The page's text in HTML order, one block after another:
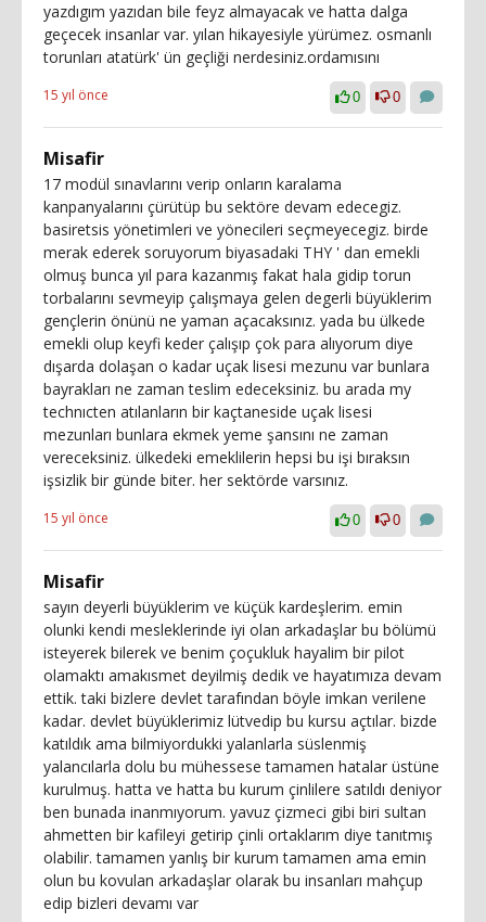
yazdıgım yazıdan bile feyz almayacak ve hatta dalga
geçecek insanlar var. yılan hikayesiyle yürümez. osmanlı
torunları atatürk' ün geçliği nerdesiniz.ordamısını
15 yıl önce 0 0
Misafir
17 modül sınavlarını verip onların karalama
kanpanyalarını çürütüp bu sektöre devam edecegiz.
basiretsis yönetimleri ve yönecileri seçmeyecegiz. birde
merak ederek soruyorum biyasadaki THY ' dan emekli
olmuş bunca yıl para kazanmış fakat hala gidip torun
torbalarını sevmeyip çalışmaya gelen degerli büyüklerim
gençlerin önünü ne yaman açacaksınız. yada bu ülkede
emekli olup keyfi keder çalışıp çok para alıyorum diye
dışarda dolaşan o kadar uçak lisesi mezunu var bunlara
bayrakları ne zaman teslim edeceksiniz. bu arada my
technıcten atılanların bir kaçtaneside uçak lisesi
mezunları bunlara ekmek yeme şansını ne zaman
vereceksiniz. ülkedeki emeklilerin hepsi bu işi bıraksın
işsizlik bir günde biter. her sektörde varsınız.
15 yıl önce 0 0
Misafir
sayın deyerli büyüklerim ve küçük kardeşlerim. emin
olunki kendi mesleklerinde iyi olan arkadaşlar bu bölümü
isteyerek bilerek ve benim çoçukluk hayalim bir pilot
olamaktı amakısmet deyilmiş dedik ve hayatımıza devam
ettik. taki bizlere devlet tarafından böyle imkan verilene
kadar. devlet büyüklerimiz lütvedip bu kursu açtılar. bizde
katıldık ama bilmiyordukki yalanlarla süslenmiş
yalancılarla dolu bu mühessese tamamen hatalar üstüne
kurulmuş. hatta ve hatta bu kurum çinlilere satıldı deniyor
ben bunada inanmıyorum. yavuz çizmeci gibi biri sultan
ahmetten bir kafileyi getirip çinli ortaklarım diye tanıtmış
olabilir. tamamen yanlış bir kurum tamamen ama emin
olun bu kovulan arkadaşlar olarak bu insanları mahçup
edip bizleri devamı var